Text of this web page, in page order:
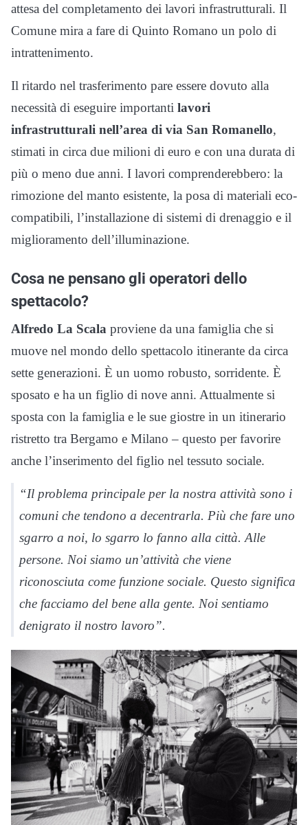
attesa del completamento dei lavori infrastrutturali. Il
Comune mira a fare di Quinto Romano un polo di
intrattenimento.
Il ritardo nel trasferimento pare essere dovuto alla
necessità di eseguire importanti lavori
infrastrutturali nell’area di via San Romanello,
stimati in circa due milioni di euro e con una durata di
più o meno due anni. I lavori comprenderebbero: la
rimozione del manto esistente, la posa di materiali eco-
compatibili, l’installazione di sistemi di drenaggio e il
miglioramento dell’illuminazione.
Cosa ne pensano gli operatori dello
spettacolo?
Alfredo La Scala proviene da una famiglia che si
muove nel mondo dello spettacolo itinerante da circa
sette generazioni. È un uomo robusto, sorridente. È
sposato e ha un figlio di nove anni. Attualmente si
sposta con la famiglia e le sue giostre in un itinerario
ristretto tra Bergamo e Milano – questo per favorire
anche l’inserimento del figlio nel tessuto sociale.
“Il problema principale per la nostra attività sono i
comuni che tendono a decentrarla. Più che fare uno
sgarro a noi, lo sgarro lo fanno alla città. Alle
persone. Noi siamo un’attività che viene
riconosciuta come funzione sociale. Questo significa
che facciamo del bene alla gente. Noi sentiamo
denigrato il nostro lavoro”.